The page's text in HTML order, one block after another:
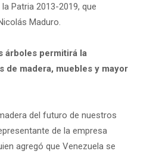
Patria 2013-2019, que
Maduro.
árboles permitirá la
de madera, muebles y mayor
del futuro de nuestros
de la empresa
agregó que Venezuela se